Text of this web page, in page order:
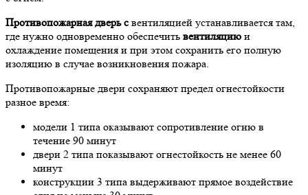
Противопожарная дверь свентиляцией устанавливается там,
где нужно одновременно обеспечить вентиляцию и
охлаждение помещения и при этом сохранить его полную
изоляцию в случае возникновения пожара.
Противопожарные двери сохраняют предел огнестойкости
разное время:
модели 1 типа оказывают сопротивление огню в
течение 90 минут
двери 2 типа показывают огнестойкость не менее 60
минут
конструкции 3 типа выдерживают прямое воздействие